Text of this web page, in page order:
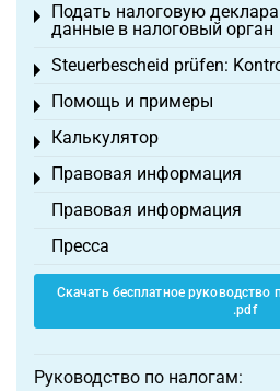
Подать налоговую
данные в налоговый орган
Toggle menu
Steuerbescheid prüfen:
Toggle menu
Помощь и примеры
Toggle menu
Калькулятор
Toggle menu
Правовая информация
Toggle menu
Правовая информация
Пресса
Скачать бесплатное
.pdf
Руководство по налогам: